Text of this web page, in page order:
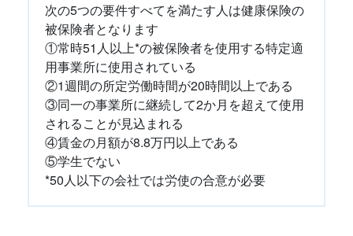
次の5つの要件すべてを満たす人は健康保険の
被保険者となります
①常時51人以上*の被保険者を使用する特定適
用事業所に使用されている
②1週間の所定労働時間が20時間以上である
③同一の事業所に継続して2か月を超えて使用
されることが見込まれる
④賃金の月額が8.8万円以上である
⑤学生でない
*50人以下の会社では労使の合意が必要